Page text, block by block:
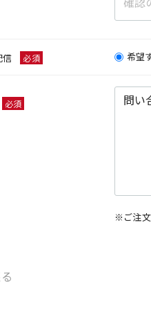
信 必須 希望
必須
※ご注